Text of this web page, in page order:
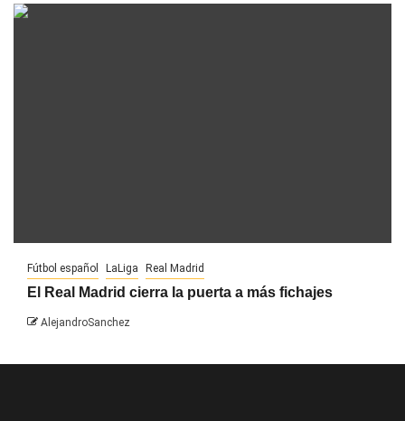
Fútbol español LaLiga Real Madrid
El Real Madrid cierra la puerta a más fichajes
AlejandroSanchez